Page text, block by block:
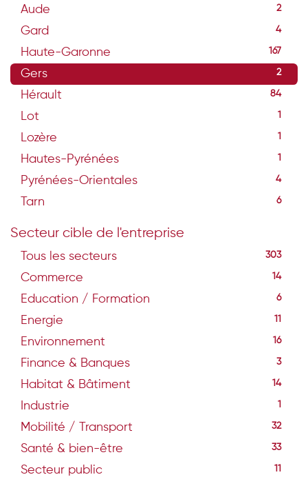
Aude 2
Gard 4
Haute-Garonne 167
Gers 2
Hérault 84
Lot 1
Lozère 1
Hautes-Pyrénées 1
Pyrénées-Orientales 4
Tarn 6
Secteur cible de l'entreprise
Tous les secteurs 303
Commerce 14
Education / Formation 6
Energie 11
Environnement 16
Finance & Banques 3
Habitat & Bâtiment 14
Industrie 1
Mobilité / Transport 32
Santé & bien-être 33
Secteur public 11